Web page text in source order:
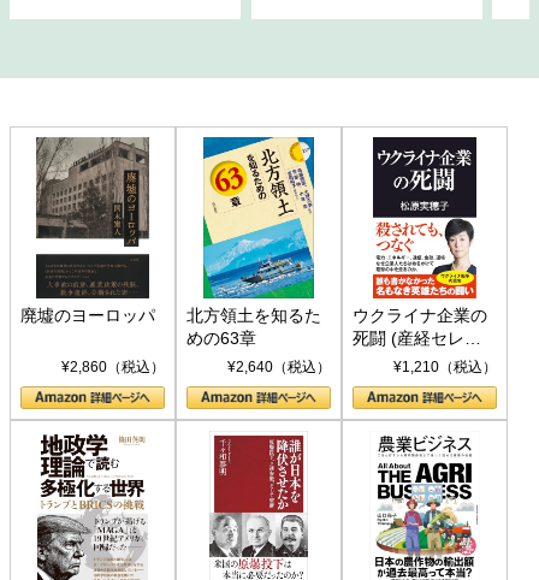
廃墟のヨーロッパ
¥2,860（税込）
北方領土を知るた
めの63章
¥2,640（税込）
ウクライナ企業の
死闘 (産経セレク
ト S 039)¥1,210（税込）